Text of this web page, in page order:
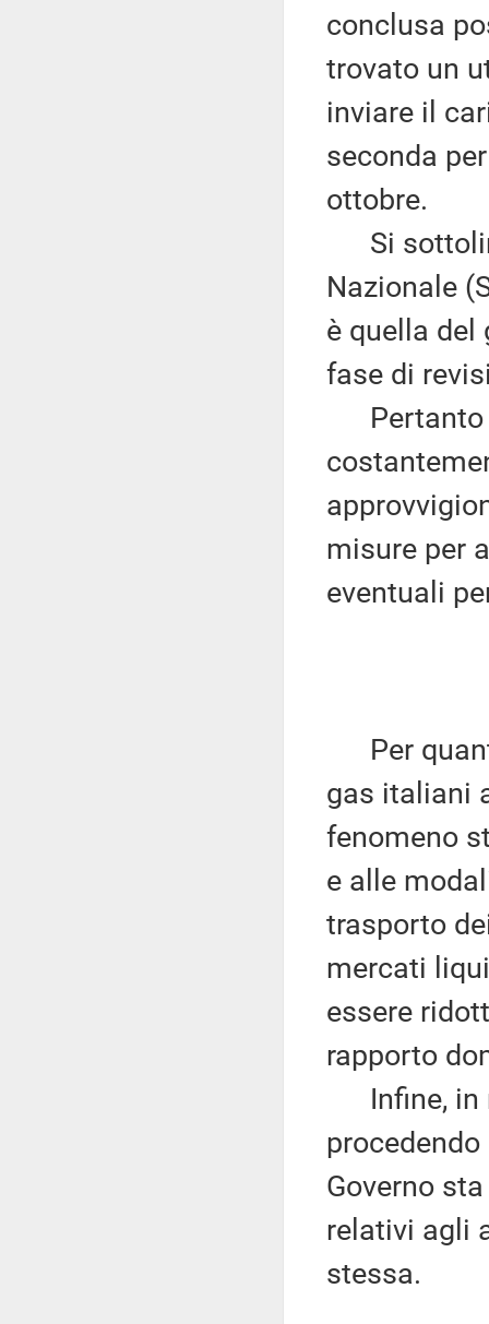
conclusa
trovato un
inviare il
seconda
ottobre.
Si
Nazionale
è quella del
fase di
Pertanto
misure per
eventuali
Per
gas italiani
fenomeno
e alle
trasporto
mercati
essere
rapporto
Infine, in
Governo
relativi agli
stessa.